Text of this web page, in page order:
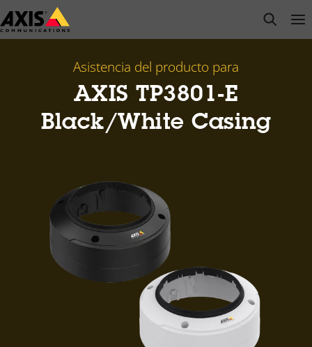
Saltar
al
open
Asistencia del producto para
AXIS TP3801-E
Black/White Casing